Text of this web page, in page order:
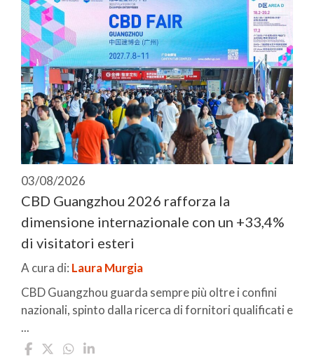
03/08/2026
CBD Guangzhou 2026 rafforza la
dimensione internazionale con un +33,4%
di visitatori esteri
A cura di: Laura Murgia
CBD Guangzhou guarda sempre più oltre i confini
nazionali, spinto dalla ricerca di fornitori qualificati e
...